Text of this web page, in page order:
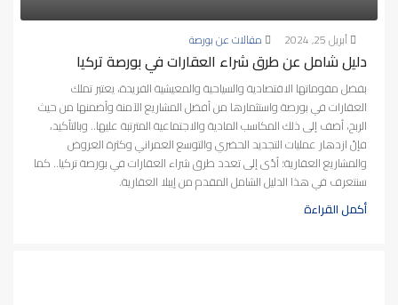
أبريل 25, 2024 مقالات عن بورصة
دليل شامل عن طرق شراء العقارات في بورصة تركيا
بفضل مقوماتها الاقتصادية والسياحية والمعيشية الفريدة، يعتبر تملك
العقارات في بورصة واستثمارها من أفضل المشاريع الآمنة وأضمنها من حيث
الربح، أضف إلى ذلك المكاسب المادية والاجتماعية المترتبة عليها.. وبالتأكيد،
فإنّ ازدهار عمليات التجديد الحضري والتوسع العمراني وكثرة العروض
والمشاريع العقارية؛ أدّى إلى تعدد طرق شراء العقارات في بورصة تركيا.. كما
سنتعرف في هذا الدليل الشامل المقدم من إيبلا العقارية.
أكمل القراءة